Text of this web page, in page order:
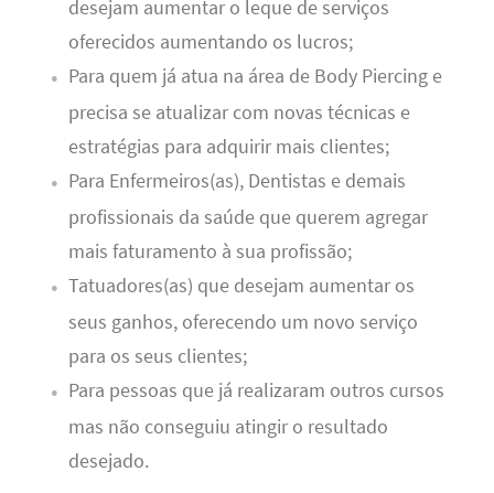
desejam aumentar o leque de serviços
oferecidos aumentando os lucros;
Para quem já atua na área de Body Piercing e
precisa se atualizar com novas técnicas e
estratégias para adquirir mais clientes;
Para Enfermeiros(as), Dentistas e demais
profissionais da saúde que querem agregar
mais faturamento à sua profissão;
Tatuadores(as) que desejam aumentar os
seus ganhos, oferecendo um novo serviço
para os seus clientes;
Para pessoas que já realizaram outros cursos
mas não conseguiu atingir o resultado
desejado.